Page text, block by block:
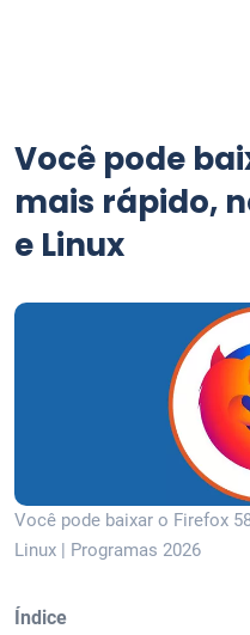
Você pode
mais rápido,
e Linux
Você pode baixar o Firefox
Linux | Programas 2026
Índice